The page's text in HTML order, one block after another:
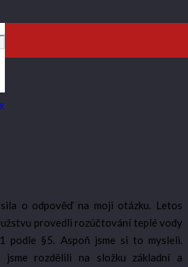
TEPLÉ VODY
o odpověď na moji otázku. Letos
provedli rozúčtování teplé vody
podle §5. Aspoň jsme si to mysleli.
jsme rozdělili na složku základní a